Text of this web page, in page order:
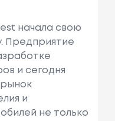
начала свою
Предприятие
и сегодня
и
не только